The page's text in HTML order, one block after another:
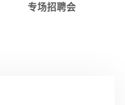
专场招聘会